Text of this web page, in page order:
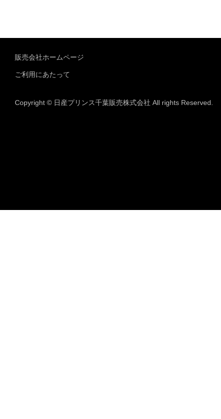
販売会社ホームページ
ご利用にあたって
Copyright © 日産プリンス千葉販売株式会社 All rights Reserved.